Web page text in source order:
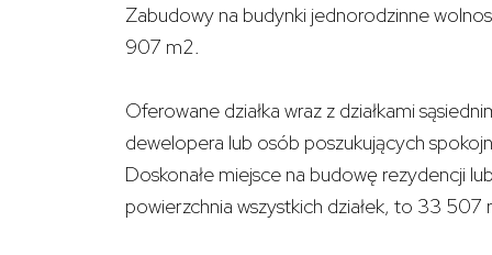
Zabudowy na budynki jednorodzinne
907 m2.
Oferowane działka wraz z działkami
dewelopera lub osób poszukujących
Doskonałe miejsce na budowę rezydencji
powierzchnia wszystkich działek, to 33 507